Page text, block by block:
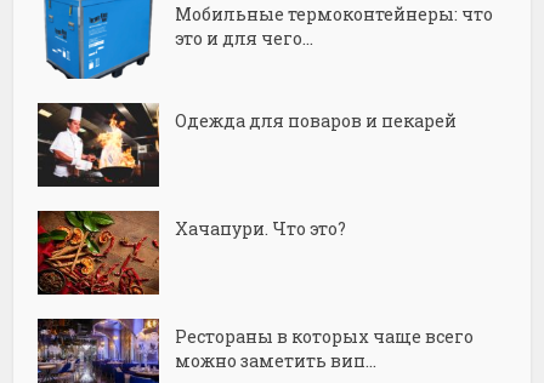
Мобильные термоконтейнеры: что
это и для чего...
Одежда для поваров и пекарей
Хачапури. Что это?
Рестораны в которых чаще всего
можно заметить вип...